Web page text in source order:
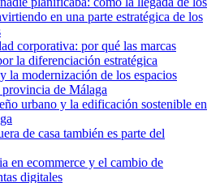
en una parte estratégica de los
corporativa: por qué las marcas
la diferenciación estratégica
la modernización de los espacios
de Málaga
urbano y la edificación sostenible en
de casa también es parte del
en ecommerce y el cambio de
digitales